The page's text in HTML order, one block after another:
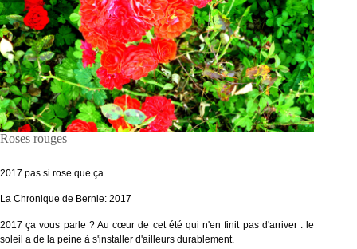
Roses rouges
2017 pas si rose que ça
La Chronique de Bernie: 2017
2017 ça vous parle ? Au cœur de cet été qui n'en finit pas d'arriver : le
soleil a de la peine à s'installer d'ailleurs durablement.